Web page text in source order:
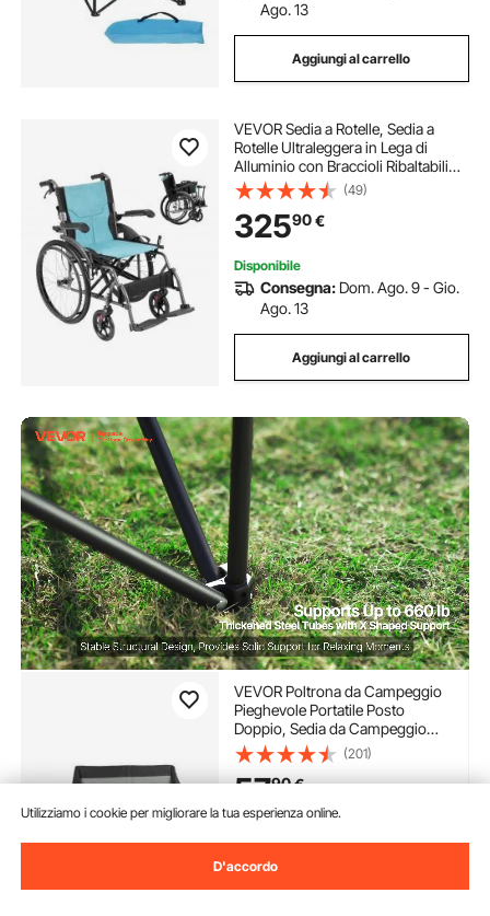
Ago. 13
Aggiungi al carrello
VEVOR Sedia a Rotelle, Sedia a
Rotelle Ultraleggera in Lega di
Alluminio con Braccioli Ribaltabili
Quanto Scrivania, Poggiapiedi
Regolabili in 3 Posizioni, Sedile
Largo 457 mm, Capacità 113,4 kg
(49)
32590€
Disponibile
Consegna: Dom. Ago. 9 - Gio.
Ago. 13
Aggiungi al carrello
VEVOR Poltrona da Campeggio
Pieghevole Portatile Posto
Doppio, Sedia da Campeggio
Pieghevole per 2 Persone da
Pesca Picnic Spiaggia
Escursionismo, Carico max. 300
(201)
5790€
Ago. 11
Utilizziamo i cookie per migliorare la tua esperienza online.
D'accordo